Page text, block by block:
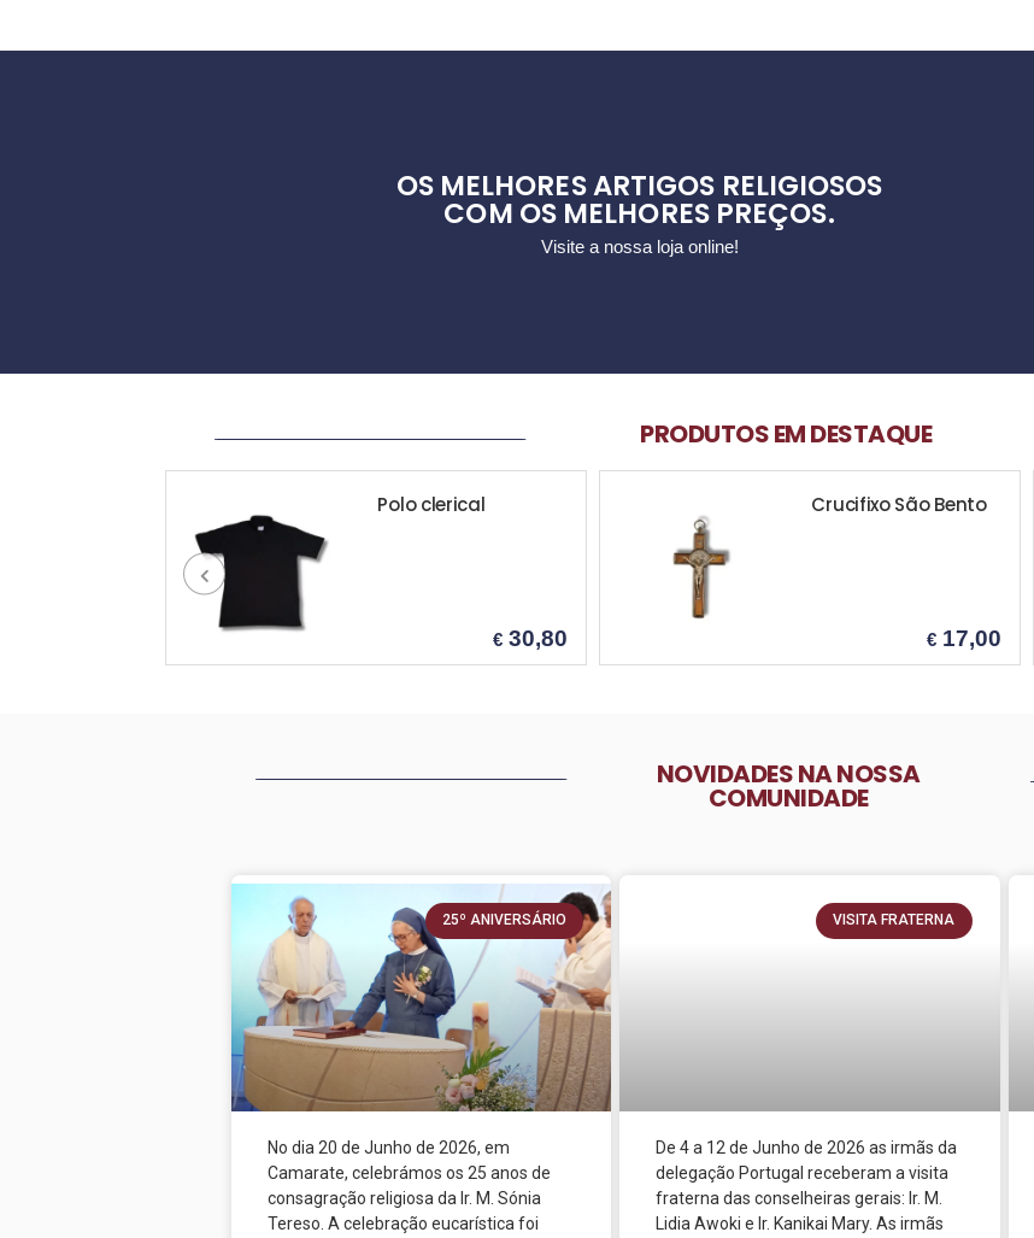
OS MELHORES ARTIGOS RELIGIOSOS
COM OS MELHORES PREÇOS.
Visite a nossa loja online!
PRODUTOS EM DESTAQUE
Crucifixo São Bento
NOVIDADES NA NOSSA
COMUNIDADE
25º ANIVERSÁRIO
No dia 20 de Junho de 2026, em
Camarate, celebrámos os 25 anos de
consagração religiosa da Ir. M. Sónia
Tereso. A celebração eucarística foi
VISITA FRATERNA
De 4 a 12 de Junho de 2026 as irmãs da
delegação Portugal receberam a visita
fraterna das conselheiras gerais: Ir. M.
Lidia Awoki e Ir. Kanikai Mary. As irmãs